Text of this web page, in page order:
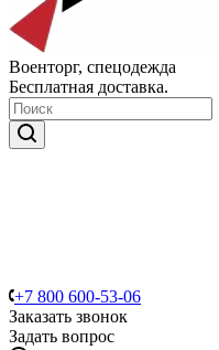
Военторг, спецодежда
Бесплатная доставка.
+7 800 600-53-06
Заказать звонок
Задать вопрос